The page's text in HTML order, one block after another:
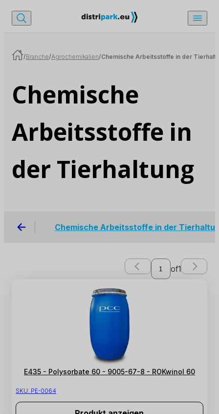
/Branche/Agrochemikalien/Chemische Arbeitsstoffe in der
Chemische
Arbeitsstoffe in
der Tierhaltung
Chemische Arbeitsstoffe in der
of1
E435 - Polysorbate 60 - 9005-67-8 - ROKwinol 60
SKU: PE-0064